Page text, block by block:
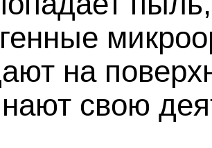
на
свою